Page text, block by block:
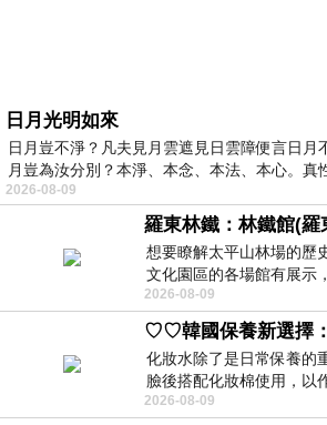
日月光明如來
日月豈不淨？凡夫見月雲遮見日雲障便言日月
月豈為汝分別？本淨、本念、本法、本心。真
2026-08-09
羅東林鐵：林鐵館(羅
想要瞭解太平山林場的歷
文化園區的各場館有展示
以到林鐵館。 這裡展示從
2026-08-09
化妝水除了是日常保養的
臉後搭配化妝棉使用，以
我的保養必備品項 不過，
2026-08-09